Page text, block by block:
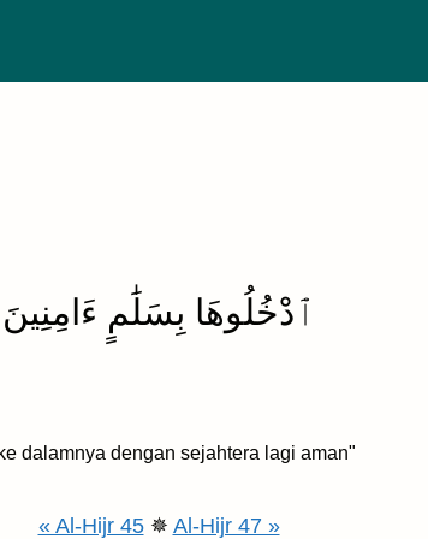
ٱدْخُلُوهَا بِسَلَٰمٍ ءَامِنِينَ
dalamnya dengan sejahtera lagi aman"
« Al-Hijr 45✵ Al-Hijr 47 »